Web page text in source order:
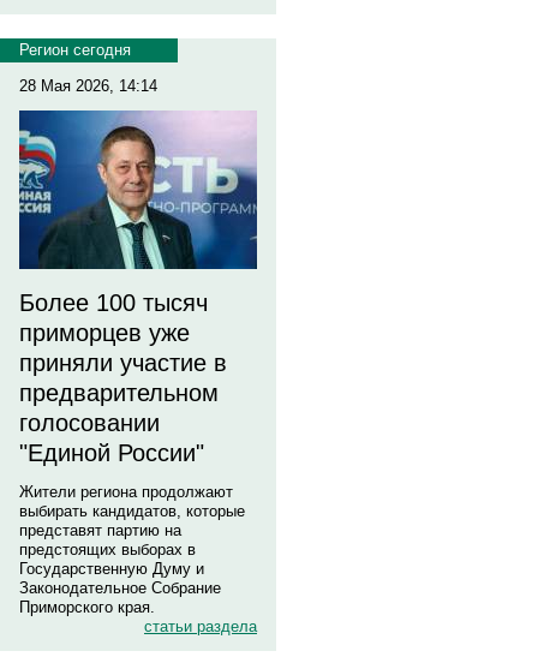
Регион сегодня
28 Мая 2026, 14:14
Более 100 тысяч
приморцев уже
приняли участие в
предварительном
голосовании
"Единой России"
Жители региона продолжают
выбирать кандидатов, которые
представят партию на
предстоящих выборах в
Государственную Думу и
Законодательное Собрание
Приморского края.
статьи раздела